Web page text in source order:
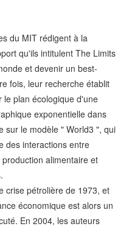
du MIT rédigent à la
qu'ils intitulent The Limits
et devenir un best-
fois, leur recherche établit
le plan écologique d'une
exponentielle dans
sur le modèle " World3 ", qui
des interactions entre
alimentaire et
crise pétrolière de 1973, et
économique est alors un
En 2004, les auteurs